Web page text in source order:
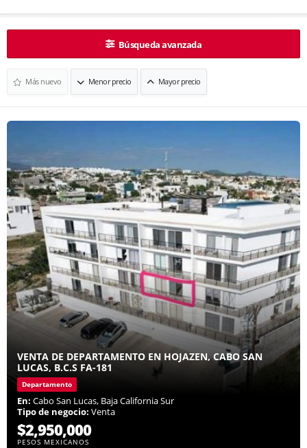
Búsqueda avanzada
Más nuevo Menor precio Mayor precio
VENTA DE DEPARTAMENTO EN HOJAZEN, CABO SAN
LUCAS, B.C.S FA-181
Departamento
En: Cabo San Lucas, Baja California Sur
Tipo de negocio: Venta
$2,950,000
PESOS MEXICANOS